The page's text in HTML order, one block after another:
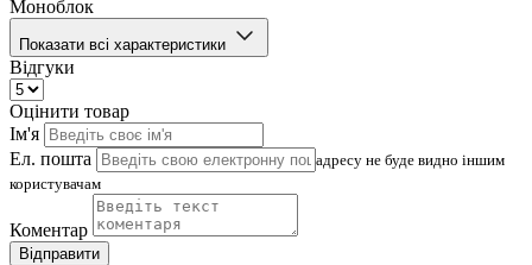
Моноблок
Показати всі характеристики
Відгуки
Оцінити товар
Ім'я
Ел. пошта
адресу не буде видно іншим
користувачам
Коментар
Відправити